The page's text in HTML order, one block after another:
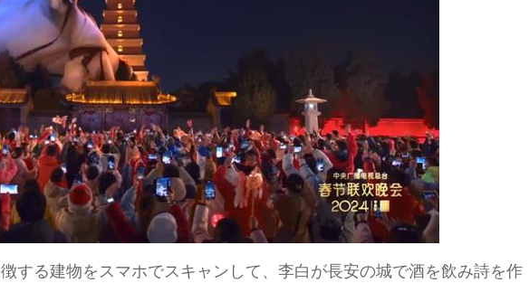
する建物をスマホでスキャンして、李白が長安の城で酒を飲み詩を作